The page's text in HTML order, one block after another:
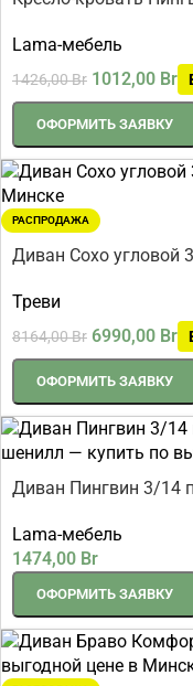
Lama-мебель
1426,00Br 1012,00 Br
ОФОРМИТЬ ЗАЯВКУ
РАСПРОДАЖА
Диван Сохо угловой
Треви
8164,00Br 6990,00 Br
ОФОРМИТЬ ЗАЯВКУ
Диван Пингвин 3/14
Lama-мебель
1474,00 Br
ОФОРМИТЬ ЗАЯВКУ